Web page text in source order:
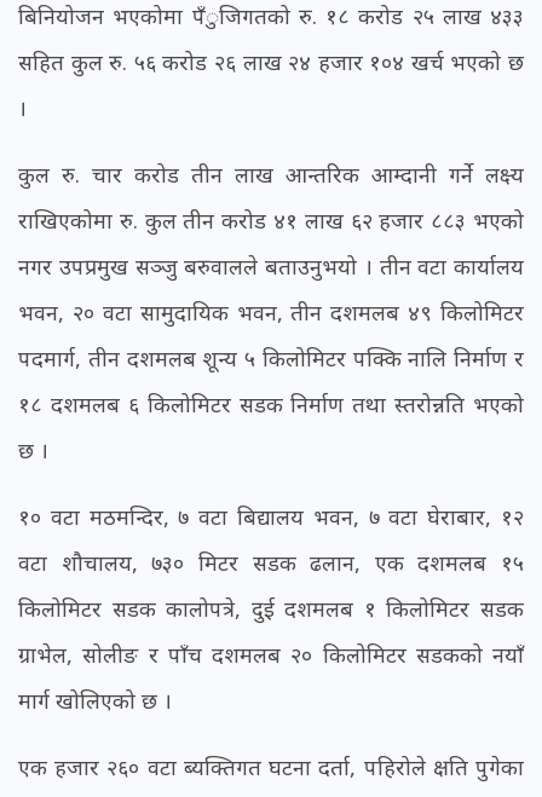
बिनियोजन भएकोमा पँुजिगतको रु. १८ करोड २५ लाख ४३३
सहित कुल रु. ५६ करोड २६ लाख २४ हजार १०४ खर्च भएको छ
।
कुल रु. चार करोड तीन लाख आन्तरिक आम्दानी गर्ने लक्ष्य
राखिएकोमा रु. कुल तीन करोड ४१ लाख ६२ हजार ८८३ भएको
नगर उपप्रमुख सञ्जु बरुवालले बताउनुभयो । तीन वटा कार्यालय
भवन, २० वटा सामुदायिक भवन, तीन दशमलब ४९ किलोमिटर
पदमार्ग, तीन दशमलब शून्य ५ किलोमिटर पक्कि नालि निर्माण र
१८ दशमलब ६ किलोमिटर सडक निर्माण तथा स्तरोन्नति भएको
छ ।
१० वटा मठमन्दिर, ७ वटा बिद्यालय भवन, ७ वटा घेराबार, १२
वटा शौचालय, ७३० मिटर सडक ढलान, एक दशमलब १५
किलोमिटर सडक कालोपत्रे, दुई दशमलब १ किलोमिटर सडक
ग्राभेल, सोलीङ र पाँच दशमलब २० किलोमिटर सडकको नयाँ
मार्ग खोलिएको छ ।
एक हजार २६० वटा ब्यक्तिगत घटना दर्ता, पहिरोले क्षति पुगेका